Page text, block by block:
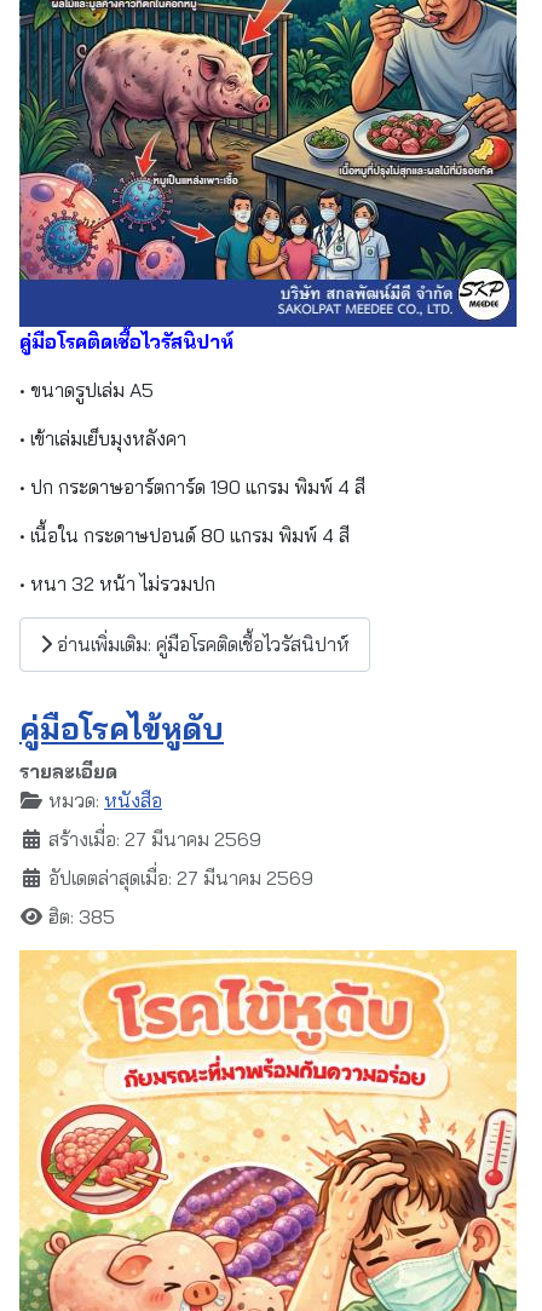
คู่มือโรคติดเชื้อไวรัสนิปาห์
• ขนาดรูปเล่ม A5
• เข้าเล่มเย็บมุงหลังคา
• ปก กระดาษอาร์ตการ์ด 190 แกรม พิมพ์ 4 สี
• เนื้อใน กระดาษปอนด์ 80 แกรม พิมพ์ 4 สี
• หนา 32 หน้า ไม่รวมปก
อ่านเพิ่มเติม: คู่มือโรคติดเชื้อไวรัสนิปาห์
คู่มือโรคไข้หูดับ
รายละเอียด
หมวด: หนังสือ
สร้างเมื่อ: 27 มีนาคม 2569
อัปเดตล่าสุดเมื่อ: 27 มีนาคม 2569
ฮิต: 385